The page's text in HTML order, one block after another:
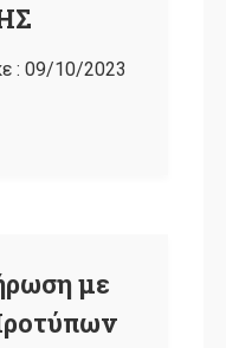
: 09/10/2023
με